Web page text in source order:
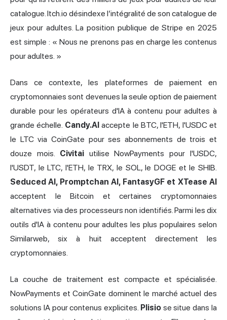
catalogue. Itch.io désindexe l’intégralité de son catalogue de
jeux pour adultes. La position publique de Stripe en 2025
est simple : « Nous ne prenons pas en charge les contenus
pour adultes. »
Dans ce contexte, les plateformes de paiement en
cryptomonnaies sont devenues la seule option de paiement
durable pour les opérateurs d'IA à contenu pour adultes à
grande échelle. Candy.AIaccepte le BTC, l'ETH, l'USDC et
le LTC via CoinGate pour ses abonnements de trois et
douze mois. Civitaiutilise NowPayments pour l'USDC,
l'USDT, le LTC, l'ETH, le TRX, le SOL, le DOGE et le SHIB.
Seduced AI, Promptchan AI, FantasyGF et XTease AI
acceptent le Bitcoin et certaines cryptomonnaies
alternatives via des processeurs non identifiés. Parmi les dix
outils d'IA à contenu pour adultes les plus populaires selon
Similarweb, six à huit acceptent directement les
cryptomonnaies.
La couche de traitement est compacte et spécialisée.
NowPayments et CoinGate dominent le marché actuel des
solutions IA pour contenus explicites. Plisiose situe dans la